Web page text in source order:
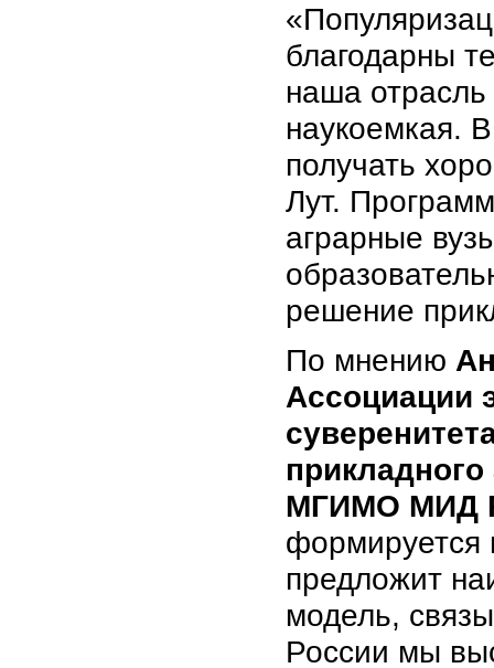
благодарны
наша
наукоемкая.
получать
Лут.
аграрные
решение
По мнению
Ассоциации
МГИМО МИД
формируется
предложит
модель,
России мы